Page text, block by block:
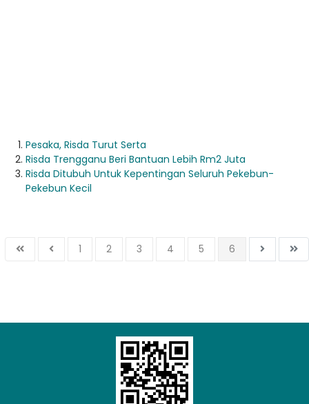
Pesaka, Risda Turut Serta
Risda Trengganu Beri Bantuan Lebih Rm2 Juta
Risda Ditubuh Untuk Kepentingan Seluruh Pekebun-
Pekebun Kecil
1 2 3 4 5 6